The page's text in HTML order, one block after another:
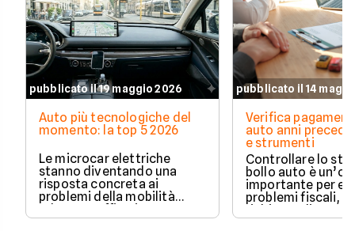
pubblicato il 19 maggio 2026
Auto più tecnologiche del
momento: la top 5 2026
Le microcar elettriche
stanno diventando una
risposta concreta ai
problemi della mobilità
urbana: traffico intenso,
parcheggi limitati e costi di
pubblicato il 14
Verifica
auto anni
e strumenti
Controllare lo
bollo auto è
importante per
problemi fiscali,
richieste di
inattese.